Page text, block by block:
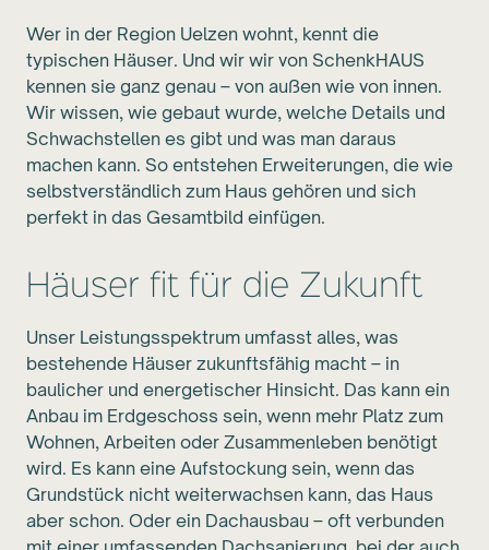
Wer in der Region Uelzen wohnt, kennt die
typischen Häuser. Und wir wir von SchenkHAUS
kennen sie ganz genau – von außen wie von innen.
Wir wissen, wie gebaut wurde, welche Details und
Schwachstellen es gibt und was man daraus
machen kann. So entstehen Erweiterungen, die wie
selbstverständlich zum Haus gehören und sich
perfekt in das Gesamtbild einfügen.
Häuser fit für die Zukunft
Unser Leistungsspektrum umfasst alles, was
bestehende Häuser zukunftsfähig macht – in
baulicher und energetischer Hinsicht. Das kann ein
Anbau im Erdgeschoss sein, wenn mehr Platz zum
Wohnen, Arbeiten oder Zusammenleben benötigt
wird. Es kann eine Aufstockung sein, wenn das
Grundstück nicht weiterwachsen kann, das Haus
aber schon. Oder ein Dachausbau – oft verbunden